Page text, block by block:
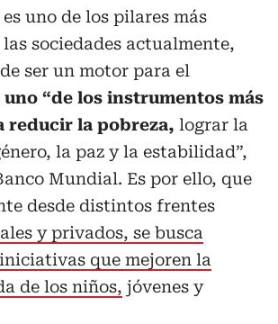
uno de los pilares más
sociedades actualmente,
ser un motor para el
uno “de los instrumentos más
reducir la pobreza, lograr la
la paz y la estabilidad”,
Mundial. Es por ello, que
desde distintos frentes
y privados, se busca
que mejoren la
de los niños, jóvenes y